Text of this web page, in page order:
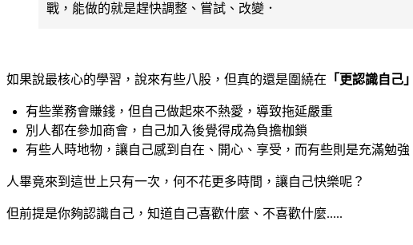
戰，能做的就是趕快調整、嘗試、改變．
如果說最核心的學習，說來有些八股，但真的還是圍繞在 「更認識自己
有些業務會賺錢，但自己做起來不熱愛，導致拖延嚴重
別人都在參加商會，自己加入後覺得成為負擔枷鎖
有些人時地物，讓自己感到自在、開心、享受，而有些則是充滿勉強
人畢竟來到這世上只有一次，何不花更多時間，讓自己快樂呢？
但前提是你夠認識自己，知道自己喜歡什麼、不喜歡什麼.....